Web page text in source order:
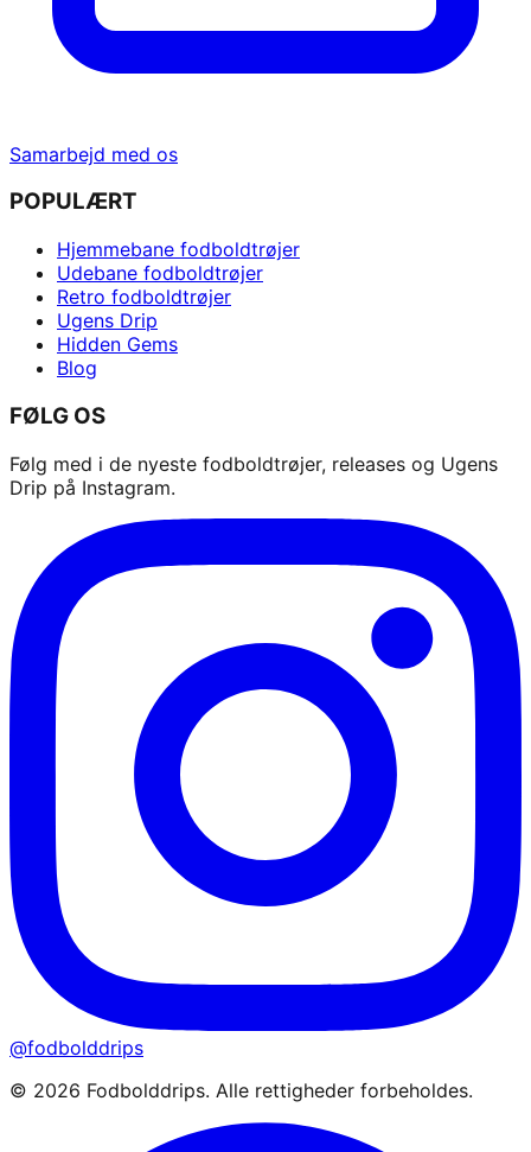
Samarbejd med os
POPULÆRT
Hjemmebane fodboldtrøjer
Udebane fodboldtrøjer
Retro fodboldtrøjer
Ugens Drip
Hidden Gems
Blog
FØLG OS
Følg med i de nyeste fodboldtrøjer, releases og Ugens
Drip på Instagram.
@fodbolddrips
© 2026 Fodbolddrips. Alle rettigheder forbeholdes.